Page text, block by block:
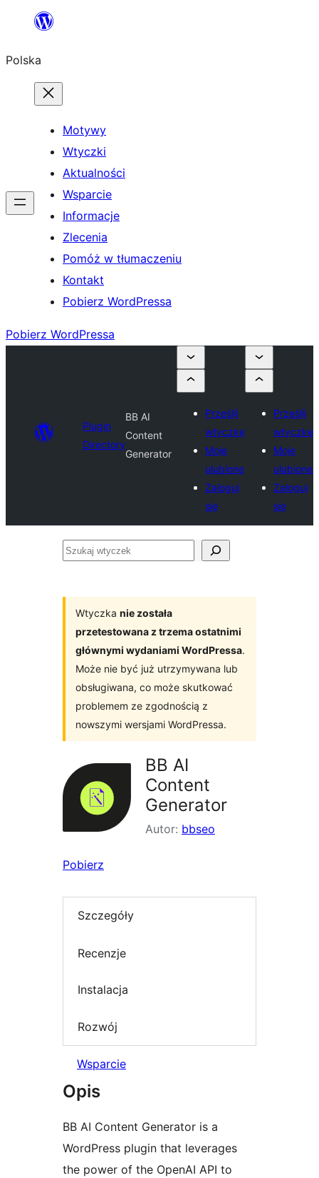
Przejdź
treści
Polska
Motywy
Wtyczki
Aktualności
Wsparcie
Informacje
Zlecenia
Pomóż w tłumaczeniu
Kontakt
Pobierz WordPressa
Pobierz WordPressa
Plugin
Directory
BB AI
Content
Generator
Prześlij
wtyczkę
Moje
ulubione
Zaloguj
się
Prześlij
wtyczkę
Moje
ulubione
Zaloguj
się
Szukaj
Wtyczka nie została
przetestowana z trzema ostatnimi
głównymi wydaniami WordPressa.
Może nie być już utrzymywana lub
obsługiwana, co może skutkować
problemem ze zgodnością z
nowszymi wersjami WordPressa.
BB AI
Content
Generator
Autor: bbseo
Pobierz
Szczegóły
Recenzje
Instalacja
Rozwój
Wsparcie
Opis
BB AI Content Generator is a
WordPress plugin that leverages
the power of the OpenAI API to